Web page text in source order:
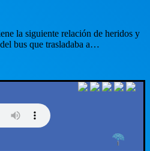
la siguiente relación de heridos y
bus que trasladaba a…